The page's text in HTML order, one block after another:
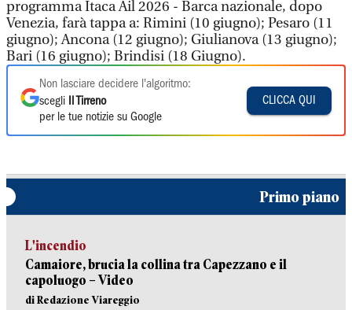
programma Itaca Ail 2026 - Barca nazionale, dopo
Venezia, farà tappa a: Rimini (10 giugno); Pesaro (11
giugno); Ancona (12 giugno); Giulianova (13 giugno);
Bari (16 giugno); Brindisi (18 Giugno).
Non lasciare decidere l'algoritmo:
scegli
Il Tirreno
per le tue notizie su Google
CLICCA QUI
Primo piano
L'incendio
Camaiore, brucia la collina tra Capezzano e il
capoluogo – Video
di Redazione Viareggio